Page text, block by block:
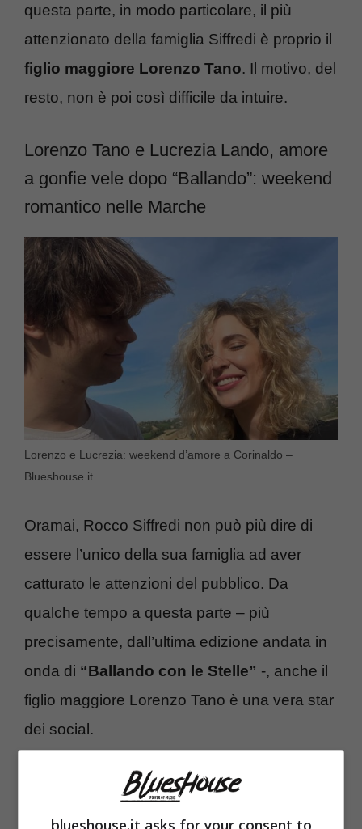
questa parte, in modo particolare, il più
attenzionato della famiglia Siffredi è proprio il
figlio maggiore Lorenzo Tano. Il motivo, del
resto, non è poi così difficile da intuire.
Lorenzo Tano e Lucrezia Lando, amore
a gonfie vele dopo “Ballando”: weekend
romantico nelle Marche
Lorenzo e Lucrezia: weekend d’amore a Corinaldo –
Blueshouse.it
Oramai, Rocco Siffredi non può più dire di
essere l’unico della sua famiglia ad aver
catturato le attenzioni del pubblico. Da
qualche tempo a questa parte – più
precisamente, dall’ultima edizione andata in
onda di “Ballando con le Stelle” -, anche il
figlio maggiore Lorenzo Tano è una vera star
dei social.
blueshouse.it asks for your consent to